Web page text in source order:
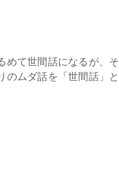
めて世間話になるが、そ
ムダ話を「世間話」と